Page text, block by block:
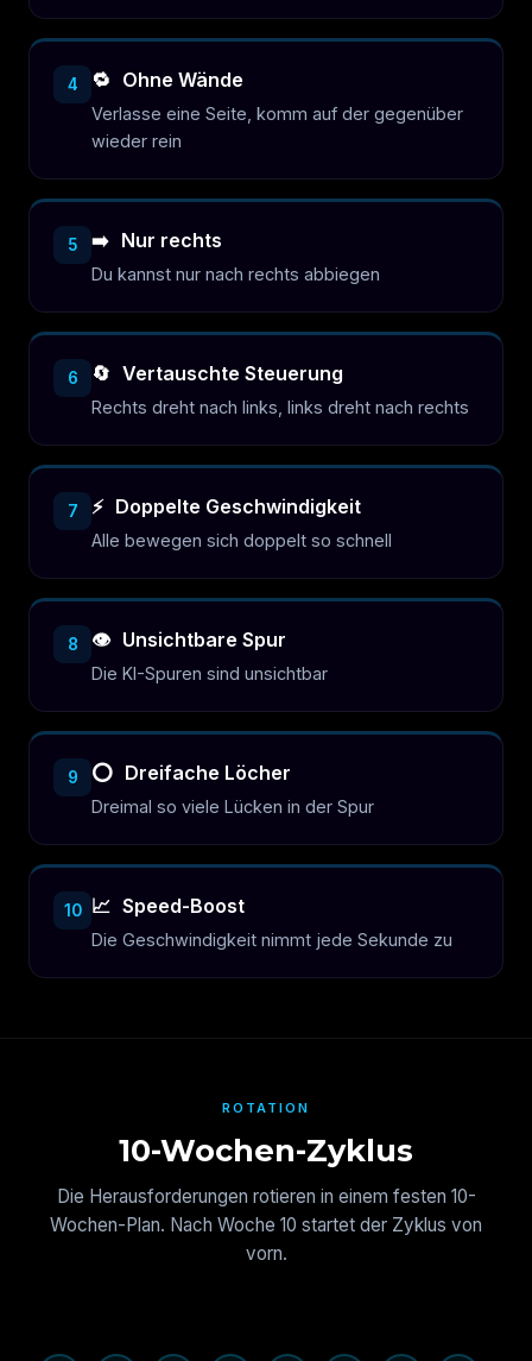
4 🔁 Ohne Wände
Verlasse eine Seite, komm auf der gegenüber
wieder rein
5 ➡️ Nur rechts
Du kannst nur nach rechts abbiegen
6 🔄 Vertauschte Steuerung
Rechts dreht nach links, links dreht nach rechts
7 ⚡ Doppelte Geschwindigkeit
Alle bewegen sich doppelt so schnell
8 👁️ Unsichtbare Spur
Die KI-Spuren sind unsichtbar
9 ⭕ Dreifache Löcher
Dreimal so viele Lücken in der Spur
10 📈 Speed-Boost
Die Geschwindigkeit nimmt jede Sekunde zu
ROTATION
10-Wochen-Zyklus
Die Herausforderungen rotieren in einem festen 10-
Wochen-Plan. Nach Woche 10 startet der Zyklus von
vorn.